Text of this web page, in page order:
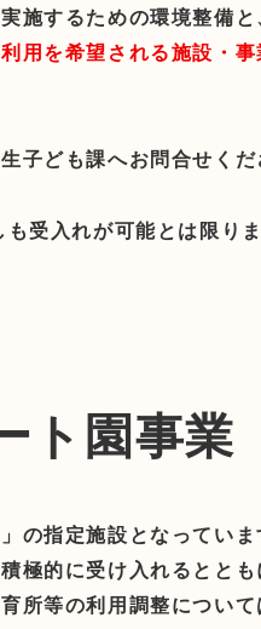
施するための環境整備
利用を希望される施設・
子ども課へお問合せくだ
受入れが可能とは限り
ト園事業
の指定施設となってい
極的に受け入れるとと
所等の利用調整につい